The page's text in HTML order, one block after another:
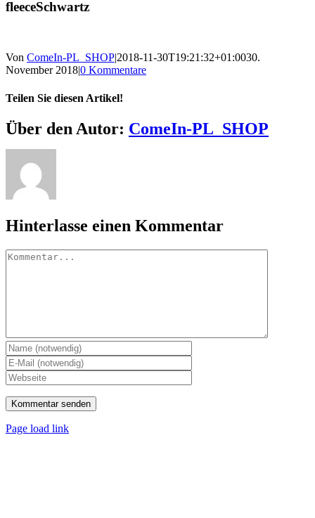
fleeceSchwartz
Von ComeIn-PL_SHOP|2018-11-30T19:21:32+01:0030.
November 2018|0 Kommentare
Teilen Sie diesen Artikel!
Facebook
X
Reddit
LinkedIn
WhatsApp
Telegram
Tumblr
Pinterest
Vk
Xing
E-
Mail
Über den Autor: ComeIn-PL_SHOP
Hinterlasse einen Kommentar
Kommentar
Page load link